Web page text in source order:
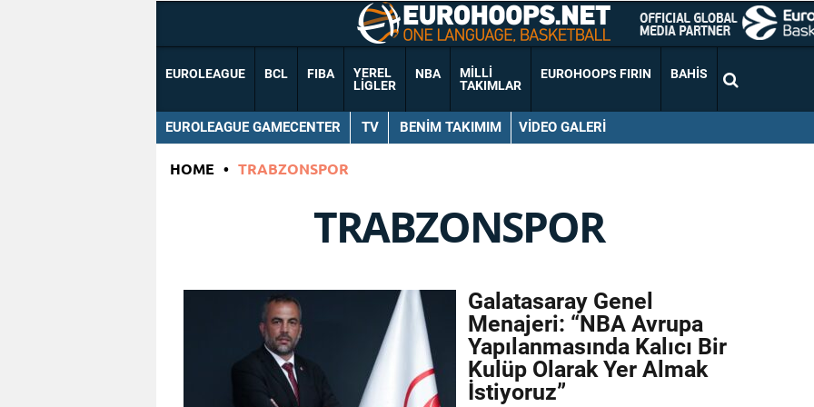
EUROLEAGUE BCL FIBA
YEREL
LIGLER
NBA
MILLI
TAKIMLAR
EUROHOOPS FIRIN BAHIS
EUROLEAGUE GAMECENTER TV BENIM TAKIMIM VIDEO GALERI
HOME • TRABZONSPOR
TRABZONSPOR
Galatasaray Genel
Menajeri: “NBA Avrupa
Yapılanmasında Kalıcı Bir
Kulüp Olarak Yer Almak
İstiyoruz”